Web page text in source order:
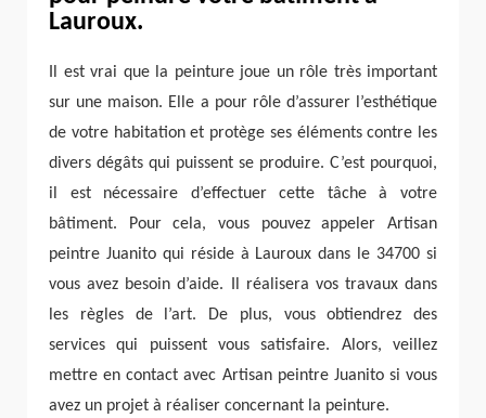
Lauroux.
Il est vrai que la peinture joue un rôle très important
sur une maison. Elle a pour rôle d’assurer l’esthétique
de votre habitation et protège ses éléments contre les
divers dégâts qui puissent se produire. C’est pourquoi,
il est nécessaire d’effectuer cette tâche à votre
bâtiment. Pour cela, vous pouvez appeler Artisan
peintre Juanito qui réside à Lauroux dans le 34700 si
vous avez besoin d’aide. Il réalisera vos travaux dans
les règles de l’art. De plus, vous obtiendrez des
services qui puissent vous satisfaire. Alors, veillez
mettre en contact avec Artisan peintre Juanito si vous
avez un projet à réaliser concernant la peinture.